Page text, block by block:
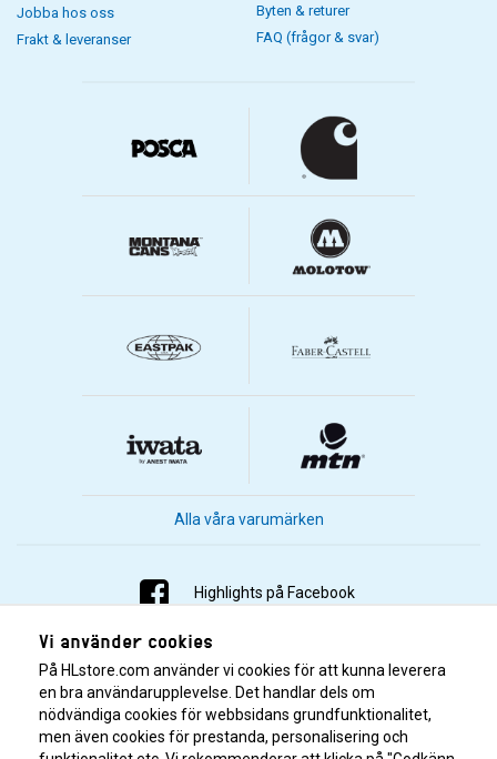
Jobba hos oss
Frakt & leveranser
Byten & returer
FAQ (frågor & svar)
Alla våra varumärken
Highlights på Facebook
Highlights på Instagram
Highlights på Youtube
Highlights på Tiktok
Vi använder cookies
På HLstore.com använder vi cookies för att kunna leverera
en bra användarupplevelse. Det handlar dels om
nödvändiga cookies för webbsidans grundfunktionalitet,
men även cookies för prestanda, personalisering och